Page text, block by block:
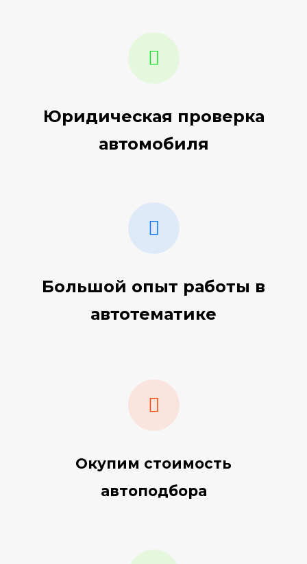
Юридическая проверка
автомобиля
Большой опыт работы в
автотематике
Окупим стоимость
автоподбора